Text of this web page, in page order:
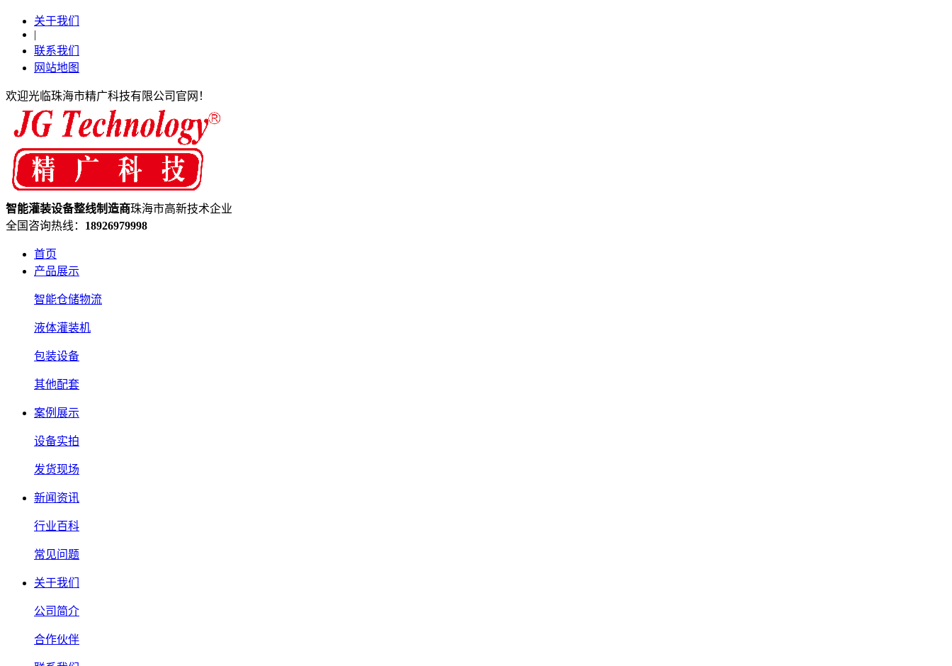
关于我们
|
联系我们
网站地图
欢迎光临珠海市精广科技有限公司官网！
智能灌装设备整线制造商珠海市高新技术企业
全国咨询热线： 18926979998
首页
产品展示
智能仓储物流
液体灌装机
包装设备
其他配套
案例展示
设备实拍
发货现场
新闻资讯
行业百科
常见问题
关于我们
公司简介
合作伙伴